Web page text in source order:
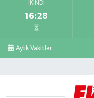
İKINDI
16:28
Aylık Vakitler